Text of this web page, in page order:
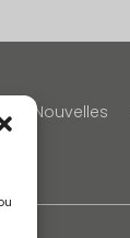
Nouvelles